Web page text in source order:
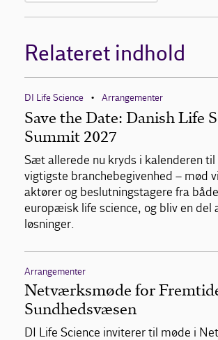
Relateret indhold
DI Life Science • Arrangementer
Save the Date: Danish Life
Summit 2027
Sæt allerede nu kryds i kalenderen til
vigtigste branchebegivenhed – mød
aktører og beslutningstagere fra
europæisk life science, og bliv en del
løsninger.
Arrangementer
Netværksmøde for
Sundhedsvæsen
DI Life Science inviterer til møde i